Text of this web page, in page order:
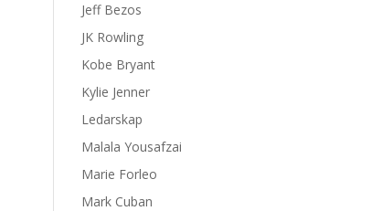
Jeff Bezos
JK Rowling
Kobe Bryant
Kylie Jenner
Ledarskap
Malala Yousafzai
Marie Forleo
Mark Cuban